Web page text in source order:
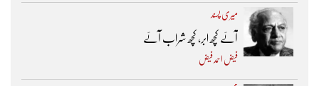
میری پسند
آئے کچھ ابر، کچھ شراب آئے
فیض احمد فیض